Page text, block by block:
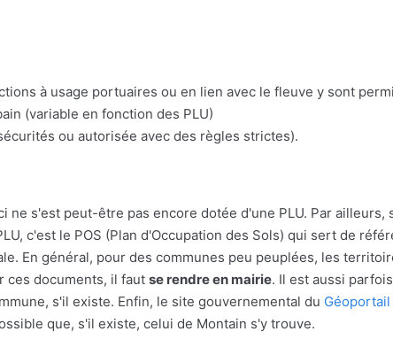
à usage portuaires ou en lien avec le fleuve y sont
(variable en fonction des PLU)
ou autorisée avec des règles strictes).
ne s'est peut-être pas encore dotée d'une PLU. Par ailleurs,
c'est le POS (Plan d'Occupation des Sols) qui sert de
En général, pour des communes peu peuplées, les
ces documents, il faut se rendre en mairie. Il est aussi
s'il existe. Enfin, le site gouvernemental du
que, s'il existe, celui de Montain s'y trouve.